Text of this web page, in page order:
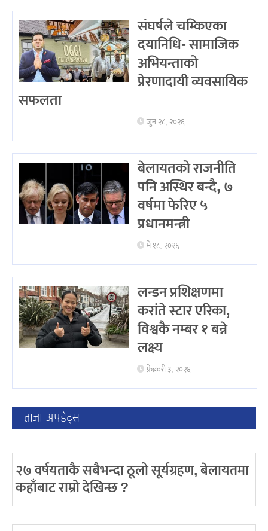
संघर्षले चम्किएका
दयानिधि- सामाजिक
अभियन्ताको
प्रेरणादायी व्यवसायिक
सफलता
जुन २८, २०२६
बेलायतको राजनीति
पनि अस्थिर बन्दै, ७
वर्षमा फेरिए ५
प्रधानमन्त्री
मे १८, २०२६
लन्डन प्रशिक्षणमा
करांते स्टार एरिका,
विश्वकै नम्बर १ बन्ने
लक्ष्य
फ्रेब्रवरी ३, २०२६
ताजा अपडेट्स
२७ वर्षयताकै सबैभन्दा ठूलो सूर्यग्रहण, बेलायतमा
कहाँबाट राम्रो देखिन्छ ?